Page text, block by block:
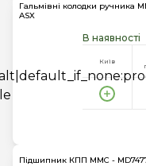
Гальмівні колодки ручника
ASX
В наявності
Київ
Підшипник КПП MMC -